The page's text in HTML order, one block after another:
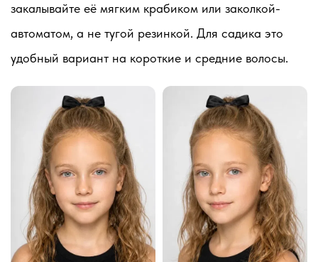
закалывайте её мягким крабиком или заколкой-
автоматом, а не тугой резинкой. Для садика это
удобный вариант на короткие и средние волосы.